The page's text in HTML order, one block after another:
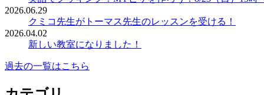
2026.06.29
クミコ先生がトーマス先生のレッスンを受ける！
2026.04.02
新しい教室になりました！
過去の一覧はこちら